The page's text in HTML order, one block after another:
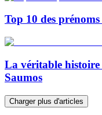
Top 10 des
La véritable
Saumos
Charger plus d'articles